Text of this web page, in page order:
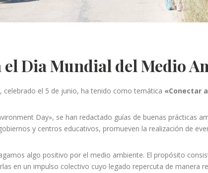
Dia Mundial del Medio
celebrado el 5 de junio, ha tenido como temática «Conectar
Day», se han redactado guías de buenas prácticas
y centros educativos, promueven la realización de
algo positivo por el medio ambiente. El propósito
en un impulso colectivo cuyo legado repercuta de manera